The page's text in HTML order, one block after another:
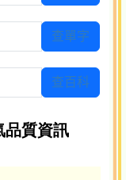
查單字
查百科